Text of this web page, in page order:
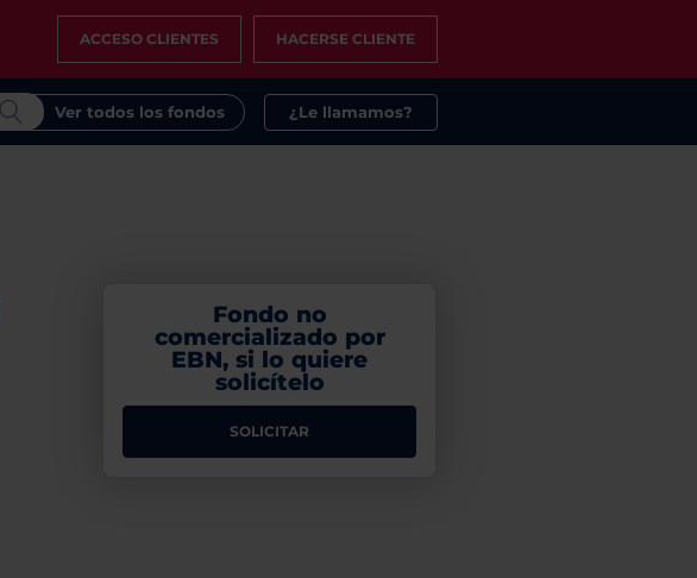
ACCESO CLIENTES HACERSE CLIENTE
Ver todos los fondos ¿Le llamamos?
Fondo no
comercializado por
EBN, si lo quiere
solicítelo
SOLICITAR